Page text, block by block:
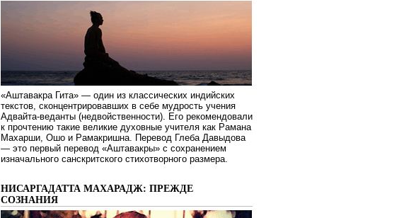
«Аштавакра Гита» — один из классических индийских
текстов, сконцентрировавших в себе мудрость учения
Адвайта-веданты (недвойственности). Его рекомендовали
к прочтению такие великие духовные учителя как Рамана
Махарши, Ошо и Рамакришна. Перевод Глеба Давыдова
— это первый перевод «Аштавакры» с сохранением
изначального санскритского стихотворного размера.
НИСАРГАДАТТА МАХАРАДЖ: ПРЕЖДЕ
СОЗНАНИЯ